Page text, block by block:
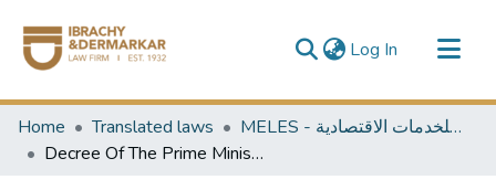
Log In (current)
Communities & Collections
All of DSpace
Home Translated laws
MELES - مكتبة الشرق الأوسط للخدمات الاقتصادية
Decree Of The Prime Minister No 377 Of The Year 2014 Amending Prime Ministers Decree No 144 Of The Year 2013 On Establishing A Ministerial Committee For The Project Of The Development Of The Suez Canal Region = قرار رئيس مجلس الوزراء رقم 377 لسنة 2014 بتعديل قرار رئيس الوزراء رقم 144 لسنة 2013 بتشكيل لجنة وزارية لمشروع تنمية قناة السويس